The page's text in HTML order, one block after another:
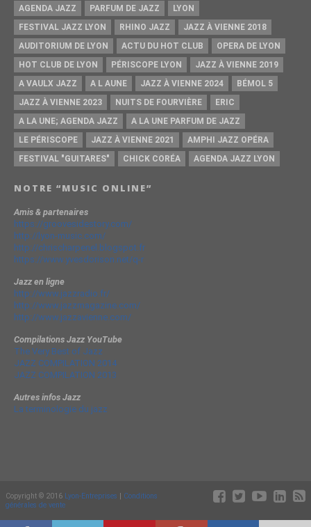
AGENDA JAZZ
PARFUM DE JAZZ
LYON
FESTIVAL JAZZ LYON
RHINO JAZZ
JAZZ À VIENNE 2018
AUDITORIUM DE LYON
ACTU DU HOT CLUB
OPERA DE LYON
HOT CLUB DE LYON
PÉRISCOPE LYON
JAZZ À VIENNE 2019
A VAULX JAZZ
A L AUNE JAZZ À VIENNE 2024
BÉMOL 5
JAZZ À VIENNE 2023
NUITS DE FOURVIÈRE
ERIC
A LA UNE; AGENDA JAZZ
A LA UNE PARFUM DE JAZZ
LE PÉRISCOPE
JAZZ À VIENNE 2021
AMPHI JAZZ OPÉRA
FESTIVAL "GUITARES"
CHICK CORÉA AGENDA JAZZ LYON
NOTRE “MUSIC ONLINE”
Amis & partenaires
https://groovesidestory.com/
http://lyon-music.com/
http://chrischarpenel.blogspot.fr
https://www.yvesdorison.net/q-r
Jazz en ligne
http://www.jazzradio.fr/
http://www.jazzmagazine.com/
http://www.jazzavienne.com/
Compilations Jazz YouTube
The Very Best of Jazz
JAZZ COMPILATION 2014
JAZZ COMPILATION 2013
Autres infos Jazz
La terminologie du jazz
Copyright © 2016 Lyon-Entreprises | Conditions
générales de vente